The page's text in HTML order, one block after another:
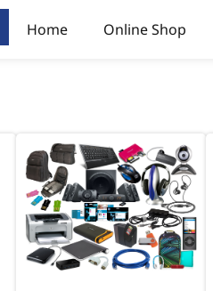
Home Online Shop